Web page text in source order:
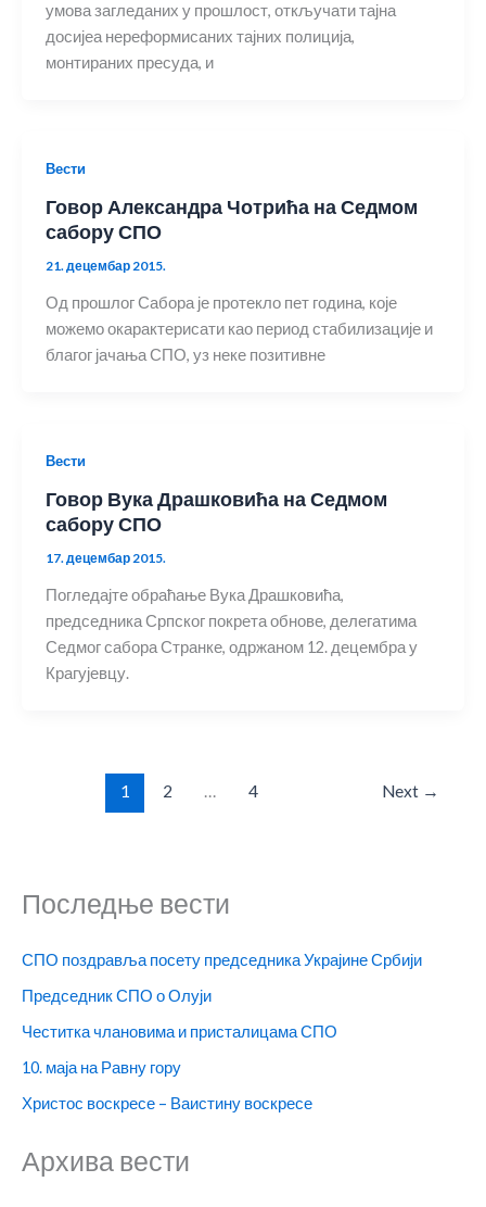
умова загледаних у прошлост, откључати тајна
досијеа нереформисаних тајних полиција,
монтираних пресуда, и
Вести
Говор Александра Чотрића на Седмом
сабору СПО
21. децембар 2015.
Од прошлог Сабора је протекло пет година, које
можемо окарактерисати као период стабилизације и
благог јачања СПО, уз неке позитивне
Вести
Говор Вука Драшковића на Седмом
сабору СПО
17. децембар 2015.
Погледајте обраћање Вука Драшковића,
председника Српског покрета обнове, делегатима
Седмог сабора Странке, одржаном 12. децембра у
Крагујевцу.
1 2 … 4 Next →
Последње вести
СПО поздравља посету председника Украјине Србији
Председник СПО о Олуји
Честитка члановима и присталицама СПО
10. маја на Равну гору
Христос воскресе – Ваистину воскресе
Архива вести